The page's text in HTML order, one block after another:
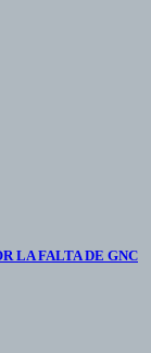
LA FALTA DE GNC